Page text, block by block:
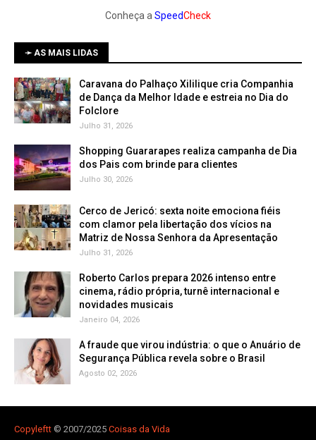
Conheça aSpeedCheck
➛ AS MAIS LIDAS
Caravana do Palhaço Xililique cria Companhia
de Dança da Melhor Idade e estreia no Dia do
Folclore
Julho 31, 2026
Shopping Guararapes realiza campanha de Dia
dos Pais com brinde para clientes
Julho 30, 2026
Cerco de Jericó: sexta noite emociona fiéis
com clamor pela libertação dos vícios na
Matriz de Nossa Senhora da Apresentação
Julho 31, 2026
Roberto Carlos prepara 2026 intenso entre
cinema, rádio própria, turnê internacional e
novidades musicais
Janeiro 04, 2026
A fraude que virou indústria: o que o Anuário de
Segurança Pública revela sobre o Brasil
Agosto 02, 2026
Copyleftt © 2007/2025 Coisas da Vida